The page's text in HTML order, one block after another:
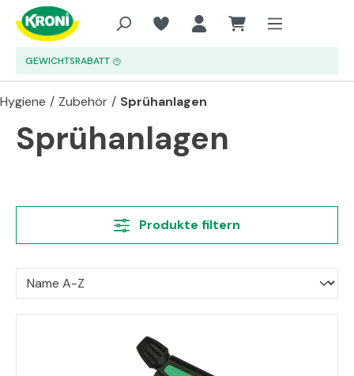
Zum Hauptinhalt springen
GEWICHTSRABATT
Hygiene / Zubehör / Sprühanlagen
Sprühanlagen
Produkte filtern